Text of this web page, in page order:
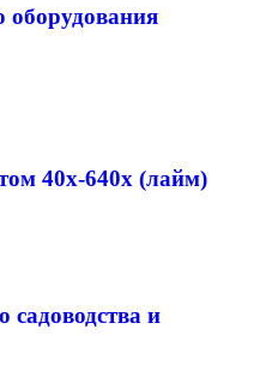
оборудования
40x-640x (лайм)
садоводства и